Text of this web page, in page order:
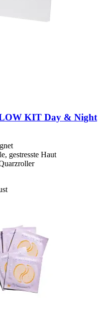
KIT Day & Night
gestresste Haut